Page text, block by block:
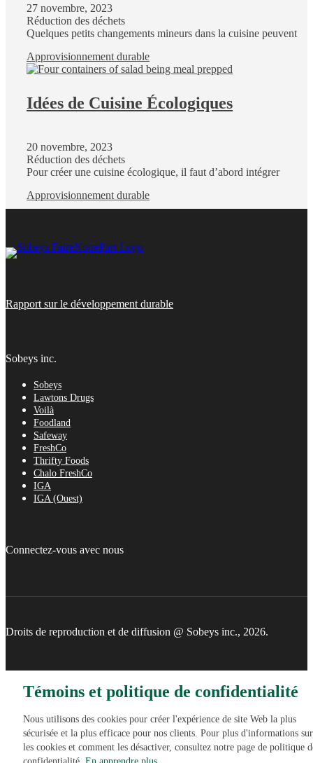
27 novembre, 2023
Réduction des déchets
Quelques petits changements mineurs dans la cuisine peuvent
Approvisionnement durable
Idées de Cuisine Écologiques
20 novembre, 2023
Réduction des déchets
Pour créer une cuisine écologique, il faut d’abord intégrer
Approvisionnement durable
Rapport sur le développement durable
Sobeys inc.
Sobeys
Lawtons Drugs
Voilà
Foodland
Safeway
FreshCo
Thrifty Foods
Chalo FreshCo
IGA
IGA (Ouest)
Connectez-vous avec nous
Droits de reproduction et de diffusion @ Sobeys inc., 2026.
Témoins et politique de confidentialité
Nous utilisons des cookies pour créer l'expérience de site Web la plus
sécurisée et la plus efficace pour nos clients. Pour plus d'informations sur
les cookies et comment les désactiver, consultez notre page de politique